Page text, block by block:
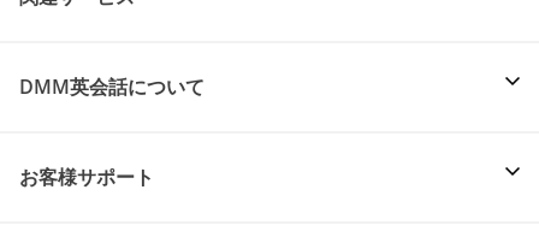
DMM英会話について
お客様サポート